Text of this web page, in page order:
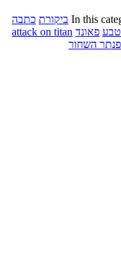
In this ביקורת כתבה
פאונד attack on titan
השחור